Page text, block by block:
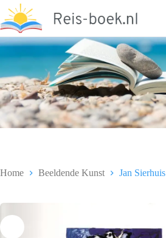
naar
de
inhoud
Home Beeldende Kunst Jan Sierhuis